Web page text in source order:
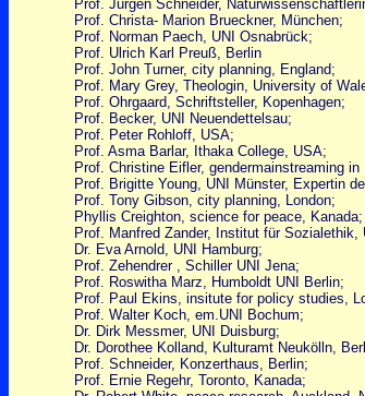
Prof. Jürgen Schneider,
Prof. Christa- Marion Brueckner, München;
Prof. Norman Paech, UNI Osnabrück;
Prof. Ulrich Karl Preuß, Berlin
Prof. John Turner, city planning, England;
Prof. Mary Grey, Theologin, University of
Prof. Ohrgaard, Schriftsteller, Kopenhagen;
Prof. Becker, UNI Neuendettelsau;
Prof. Peter Rohloff, USA;
Prof. Asma Barlar, Ithaka College, USA;
Prof. Christine Eifler, gendermainstreaming
Prof. Brigitte Young, UNI Münster, Expertin
Prof. Tony Gibson, city planning, London;
Phyllis Creighton, science for peace, Kanada;
Prof. Manfred Zander, Institut für Sozialethik,
Dr. Eva Arnold, UNI Hamburg;
Prof. Zehendrer , Schiller UNI Jena;
Prof. Roswitha Marz, Humboldt UNI Berlin;
Prof. Paul Ekins, insitute for policy studies,
Prof. Walter Koch, em.UNI Bochum;
Dr. Dirk Messmer, UNI Duisburg;
Dr. Dorothee Kolland, Kulturamt Neukölln,
Prof. Schneider, Konzerthaus, Berlin;
Prof. Ernie Regehr, Toronto, Kanada;